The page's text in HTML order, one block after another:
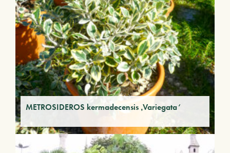
METROSIDEROS kermadecensis ‚Variegata‘